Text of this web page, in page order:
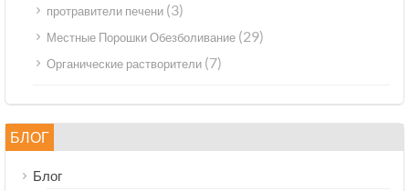
протравители печени (3)
Местные Порошки Обезболивание (29)
Органические растворители (7)
БЛОГ
Блог